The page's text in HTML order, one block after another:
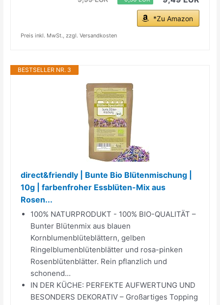
*Zu Amazon
Preis inkl. MwSt., zzgl. Versandkosten
BESTSELLER NR. 3
direct&friendly | Bunte Bio Blütenmischung |
10g | farbenfroher Essblüten-Mix aus
Rosen...
100% NATURPRODUKT - 100% BIO-QUALITÄT –
Bunter Blütenmix aus blauen
Kornblumenblüteblättern, gelben
Ringelblumenblütenblätter und rosa-pinken
Rosenblütenblätter. Rein pflanzlich und
schonend...
IN DER KÜCHE: PERFEKTE AUFWERTUNG UND
BESONDERS DEKORATIV – Großartiges Topping